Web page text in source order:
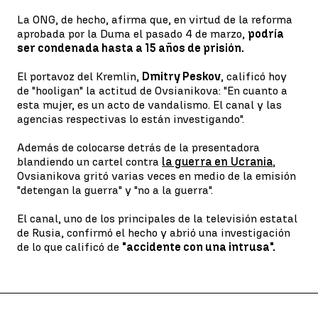
La ONG, de hecho, afirma que, en virtud de la reforma
aprobada por la Duma el pasado 4 de marzo, podría
ser condenada hasta a 15 años de prisión.
El portavoz del Kremlin, Dmitry Peskov, calificó hoy
de "hooligan" la actitud de Ovsianikova: "En cuanto a
esta mujer, es un acto de vandalismo. El canal y las
agencias respectivas lo están investigando".
Además de colocarse detrás de la presentadora
blandiendo un cartel contra la guerra en Ucrania,
Ovsianikova gritó varias veces en medio de la emisión
"detengan la guerra" y "no a la guerra".
El canal, uno de los principales de la televisión estatal
de Rusia, confirmó el hecho y abrió una investigación
de lo que calificó de "accidente con una intrusa".